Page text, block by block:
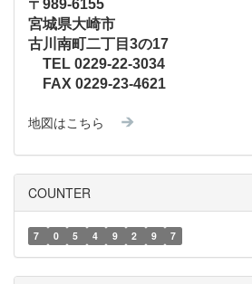
〒989-6155
宮城県大崎市
古川南町二丁目3の17
TEL 0229-22-3034
FAX 0229-23-4621
地図はこちら
COUNTER
7 0 5 4 9 2 9 7